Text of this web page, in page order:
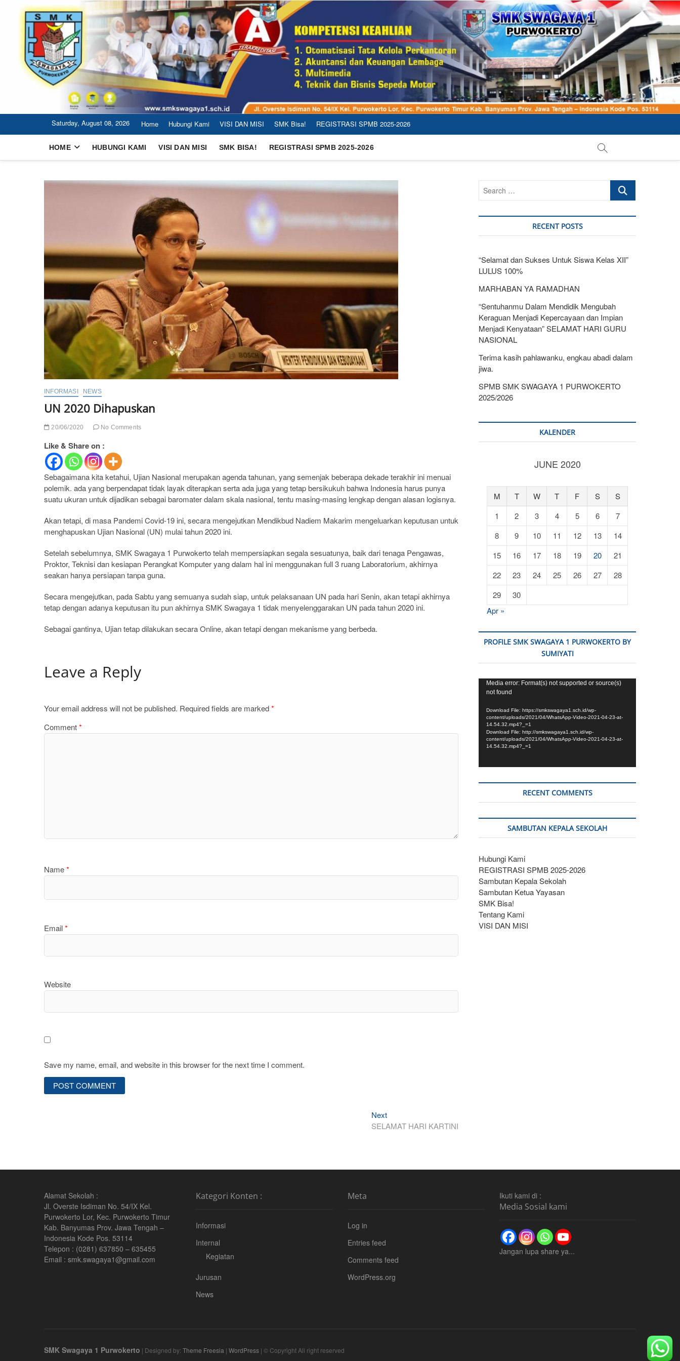
Saturday, August 08, 2026 Home Hubungi Kami VISI DAN MISI SMK Bisa! REGISTRASI SPMB 2025-2026
HOME HUBUNGI KAMI VISI DAN MISI SMK BISA! REGISTRASI SPMB 2025-2026
INFORMASI NEWS
UN 2020 Dihapuskan
20/06/2020 No Comments
Like & Share on :
Sebagaimana kita ketahui, Ujian Nasional merupakan agenda tahunan, yang semenjak beberapa dekade terakhir ini menuai
polemik. ada yang berpendapat tidak layak diterapkan serta ada juga yang tetap bersikukuh bahwa Indonesia harus punya
suatu ukuran untuk dijadikan sebagai baromater dalam skala nasional, tentu masing-masing lengkap dengan alasan logisnya.
Akan tetapi, di masa Pandemi Covid-19 ini, secara mengejutkan Mendikbud Nadiem Makarim mengeluarkan keputusan untuk
menghapuskan Ujian Nasional (UN) mulai tahun 2020 ini.
Setelah sebelumnya, SMK Swagaya 1 Purwokerto telah mempersiapkan segala sesuatunya, baik dari tenaga Pengawas,
Proktor, Teknisi dan kesiapan Perangkat Komputer yang dalam hal ini menggunakan full 3 ruang Laboratorium, akhirnya
seakan hanya persiapan tanpa guna.
Secara mengejutkan, pada Sabtu yang semuanya sudah siap, untuk pelaksanaan UN pada hari Senin, akan tetapi akhirnya
tetap dengan adanya keputusan itu pun akhirnya SMK Swagaya 1 tidak menyelenggarakan UN pada tahun 2020 ini.
Sebagai gantinya, Ujian tetap dilakukan secara Online, akan tetapi dengan mekanisme yang berbeda.
Leave a Reply
Your email address will not be published. Required fields are marked*
Comment*
Name*
Email*
Website
Save my name, email, and website in this browser for the next time I comment.
NextNext
post:
SELAMAT HARI KARTINI
Search
RECENT POSTS
“Selamat dan Sukses Untuk Siswa Kelas XII”
LULUS 100%
MARHABAN YA RAMADHAN
“Sentuhanmu Dalam Mendidik Mengubah
Keraguan Menjadi Kepercayaan dan Impian
Menjadi Kenyataan” SELAMAT HARI GURU
NASIONAL
Terima kasih pahlawanku, engkau abadi dalam
jiwa.
SPMB SMK SWAGAYA 1 PURWOKERTO
2025/2026
KALENDER
JUNE 2020
M T W T F S
S
1
2 3 4 5 6
7
8
9 10 11 12 13
14
15
16 17 18 19 20
21
22
23 24 25 26 27
28
29
30
Apr »
PROFILE SMK SWAGAYA 1 PURWOKERTO BY
SUMIYATI
Video
Player
Media error: Format(s) not supported or source(s)
not found
Download File: https://smkswagaya1.sch.id/wp-
content/uploads/2021/04/WhatsApp-Video-2021-04-23-at-
14.54.32.mp4?_=1
Download File: http://smkswagaya1.sch.id/wp-
content/uploads/2021/04/WhatsApp-Video-2021-04-23-at-
14.54.32.mp4?_=1
RECENT COMMENTS
SAMBUTAN KEPALA SEKOLAH
Hubungi Kami
REGISTRASI SPMB 2025-2026
Sambutan Kepala Sekolah
Sambutan Ketua Yayasan
SMK Bisa!
Tentang Kami
VISI DAN MISI
Alamat Sekolah :
Jl. Overste Isdiman No. 54/IX Kel.
Purwokerto Lor, Kec. Purwokerto Timur
Kab. Banyumas Prov. Jawa Tengah –
Indonesia Kode Pos. 53114
Telepon : (0281) 637850 – 635455
Email : smk.swagaya1@gmail.com
Kategori Konten :
Informasi
Internal
Kegiatan
Jurusan
News
Meta
Log in
Entries feed
Comments feed
WordPress.org
Ikuti kami di :
Media Sosial kami
Jangan lupa share ya...
SMK Swagaya 1 Purwokerto | Designed by: Theme Freesia | WordPress | © Copyright All right reserved